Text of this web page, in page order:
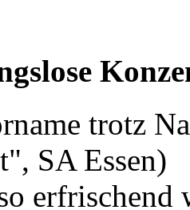
trotz
SA Essen)
erfrischend